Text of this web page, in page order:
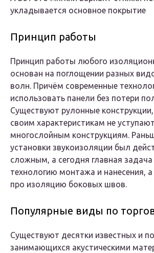
укладывается основное покрытие
Принцип работы
Принцип работы любого
основан на поглощении разных
волн. Причём современные
использовать панели без потери
Существуют рулонные
своим характеристикам не
многослойным конструкциям.
установки звукоизоляции был
сложным, а сегодня главная
технологию монтажа и нанесения,
про изоляцию боковых швов.
Популярные виды по
Существуют десятки известных и
занимающихся акустическими